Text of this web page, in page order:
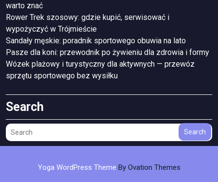
warto znać
Rower Trek szosowy: gdzie kupić, serwisować i
wypożyczyć w Trójmieście
Sandały męskie: poradnik sportowego obuwia na lato
Pasze dla koni: przewodnik po żywieniu dla zdrowia i formy
Wózek plażowy i turystyczny dla aktywnych — przewóz
sprzętu sportowego bez wysiłku
Search
Search
Yoga WordPress Theme By Ovation Themes